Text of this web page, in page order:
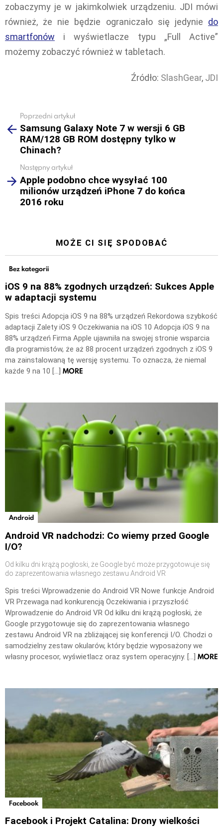
zobaczymy je w jakimkolwiek urządzeniu. JDI mówi
również, że nie będzie ograniczało się jedynie do
smartfonów i wyświetlacze typu „Full Active”
możemy zobaczyć również w tabletach.
Źródło: SlashGear, JDI
more
Poprzedni artykuł
Samsung Galaxy Note 7 w wersji 6 GB
RAM/128 GB ROM dostępny tylko w
Chinach?
Następny artykuł
Apple podobno chce wysyłać 100
milionów urządzeń iPhone 7 do końca
2016 roku
MOŻE CI SIĘ SPODOBAĆ
Bez kategorii
iOS 9 na 88% zgodnych urządzeń: Sukces Apple
w adaptacji systemu
Spis treści Adopcja iOS 9 na 88% urządzeń Rekordowa szybkość
adaptacji Zalety iOS 9 Oczekiwania na iOS 10 Adopcja iOS 9 na
88% urządzeń Firma Apple ujawniła na swojej stronie wsparcia
dla programistów, że aż 88 procent urządzeń zgodnych z iOS 9
ma zainstalowaną tę wersję systemu. To oznacza, że niemal
każde 9 na 10 […] MORE
Android
Android VR nadchodzi: Co wiemy przed Google
I/O?
Od kilku dni krążą pogłoski, że Google być może przygotowuje się
do zaprezentowania własnego zestawu Android VR
Spis treści Wprowadzenie do Android VR Nowe funkcje Android
VR Przewaga nad konkurencją Oczekiwania i przyszłość
Wprowadzenie do Android VR Od kilku dni krążą pogłoski, że
Google przygotowuje się do zaprezentowania własnego
zestawu Android VR na zbliżającej się konferencji I/O. Chodzi o
samodzielny zestaw okularów, który będzie wyposażony we
własny procesor, wyświetlacz oraz system operacyjny. […] MORE
Facebook
Facebook i Projekt Catalina: Drony wielkości